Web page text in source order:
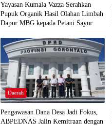
Yayasan Kumala Vazza Serahkan
Pupuk Organik Hasil Olahan Limbah
Dapur MBG kepada Petani Sayur
Daerah
Pengawasan Dana Desa Jadi Fokus,
ABPEDNAS Jalin Kemitraan dengan